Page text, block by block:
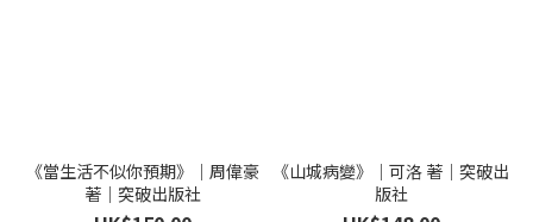
《當生活不似你預期》｜周偉豪
著｜突破出版社
《山城病變》｜可洛 著｜突破出
版社